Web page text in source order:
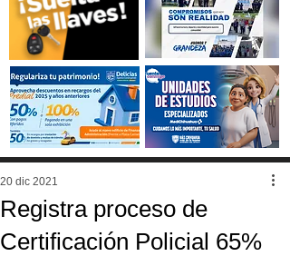
Registra proceso de
Certificación Policial 65%
20 dic 2021